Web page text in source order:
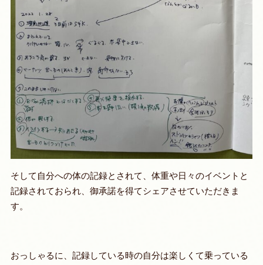
そして自分への体の記録とされて、体重や日々のイベントと
記録されておられ、御承諾を得てシェアさせていただきま
す。
おっしゃるに、記録している時の自分は楽しくて乗っている